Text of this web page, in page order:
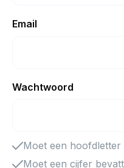
Email
Wachtwoord
Moet een hoofdletter
Moet een cijfer